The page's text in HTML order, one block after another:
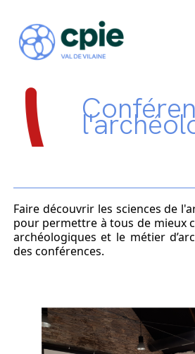
Faire découvrir les sciences de
pour permettre à tous de mieux
archéologiques et le métier
des conférences.